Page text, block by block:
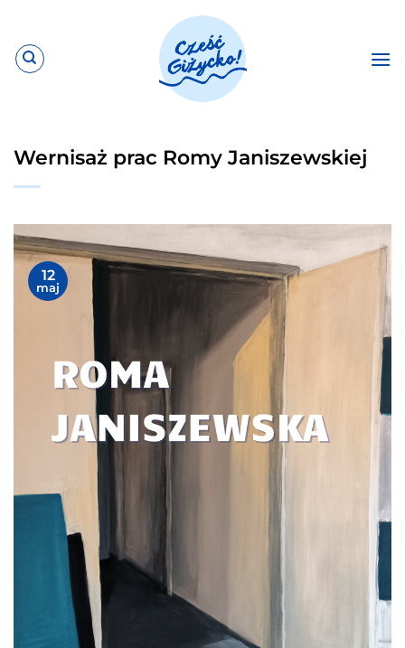
zawartości
Wernisaż prac Romy Janiszewskiej
12
maj